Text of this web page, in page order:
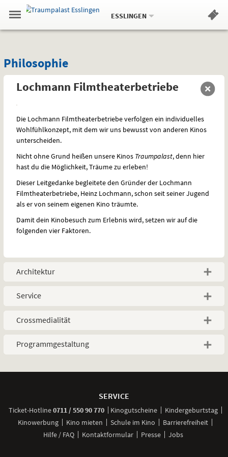
Springe
zum
,zum
.
Navigation
Gehe
zur
Standortauswahl
Standort:
ESSLINGEN.
Hinweis
Philosophie
Philosophie
Lochmann Filmtheaterbetriebe
Die Lochmann Filmtheaterbetriebe verfolgen ein individuelles
Wohlfühlkonzept, mit dem wir uns bewusst von anderen Kinos
unterscheiden.
Nicht ohne Grund heißen unsere Kinos Traumpalast, denn hier
hast du die Möglichkeit, Träume zu erleben!
Dieser Leitgedanke begleitete den Gründer der Lochmann
Filmtheaterbetriebe, Heinz Lochmann, schon seit seiner Jugend
als er von seinem eigenen Kino träumte.
Damit dein Kinobesuch zum Erlebnis wird, setzen wir auf die
folgenden vier Faktoren.
Architektur
Service
Crossmedialität
Programmgestaltung
SERVICE
Ticket-Hotline0711 / 550 90 770anrufen
Kinogutscheine
Kindergeburtstag
Kinowerbung
Kino mieten Schule im Kino
Barrierefreiheit
Hilfe / FAQ
Kontaktformular Presse Jobs